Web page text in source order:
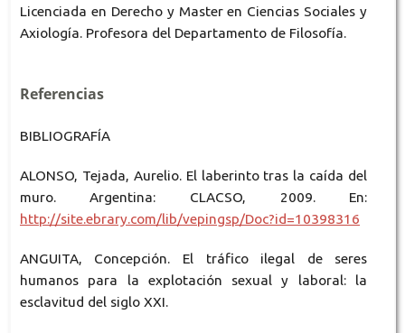
Licenciada en Derecho y Master en Ciencias Sociales y
Axiología. Profesora del Departamento de Filosofía.
Referencias
BIBLIOGRAFÍA
ALONSO, Tejada, Aurelio. El laberinto tras la caída del
muro. Argentina: CLACSO, 2009. En:
http://site.ebrary.com/lib/vepingsp/Doc?id=10398316
ANGUITA, Concepción. El tráfico ilegal de seres
humanos para la explotación sexual y laboral: la
esclavitud del siglo XXI.